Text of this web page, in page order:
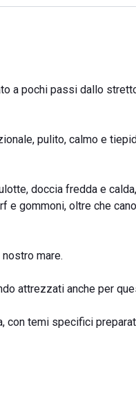
a pochi passi dallo
pulito, calmo e
doccia fredda e
e gommoni, oltre che
mare.
attrezzati anche per
con temi specifici